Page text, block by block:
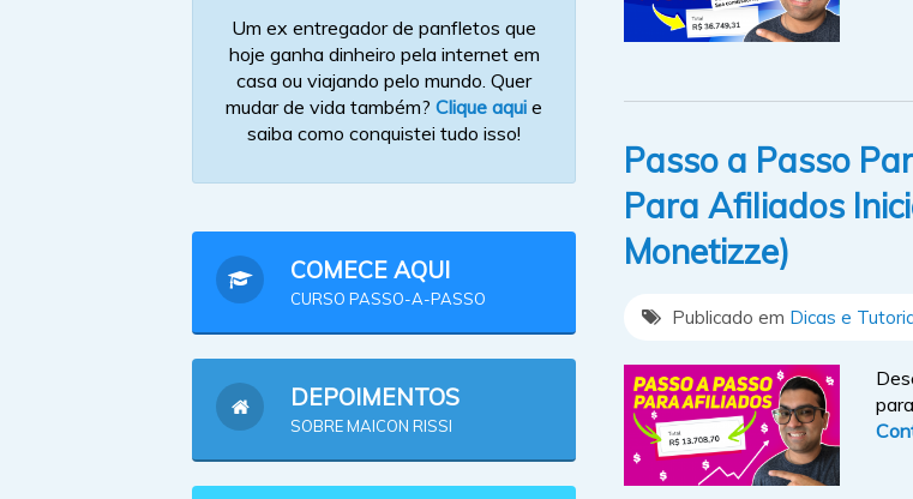
Passo a Passo
Para Afiliados
Monetizze)
Publicado em Dicas e
Um ex entregador de panfletos que
hoje ganha dinheiro pela internet em
casa ou viajando pelo mundo. Quer
mudar de vida também? Clique aqui e
saiba como conquistei tudo isso!
COMECE AQUI
CURSO PASSO-A-PASSO
DEPOIMENTOS
SOBRE MAICON RISSI